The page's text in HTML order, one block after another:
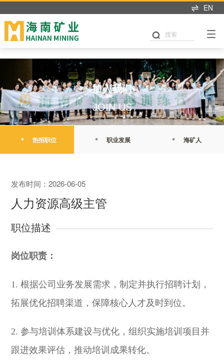
乐动官方网页版 EN
搜索
加入我们
JOIN US
热招职位 职业发展 海矿人
发布时间：2026-06-05
人力资源高级主管
职位描述
岗位职责：
1. 根据公司业务发展需求，制定并执行招聘计划，
拓展优化招聘渠道，保障核心人才及时到位。
2. 参与培训体系建设与优化，组织实施培训项目并
跟进效果评估，推动培训成果转化。